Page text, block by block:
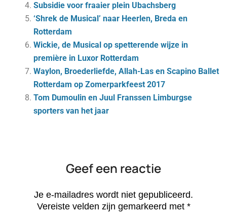
Subsidie voor fraaier plein Ubachsberg
‘Shrek de Musical’ naar Heerlen, Breda en
Rotterdam
Wickie, de Musical op spetterende wijze in
première in Luxor Rotterdam
Waylon, Broederliefde, Allah-Las en Scapino Ballet
Rotterdam op Zomerparkfeest 2017
Tom Dumoulin en Juul Franssen Limburgse
sporters van het jaar
Geef een reactie
Je e-mailadres wordt niet gepubliceerd.
Vereiste velden zijn gemarkeerd met *